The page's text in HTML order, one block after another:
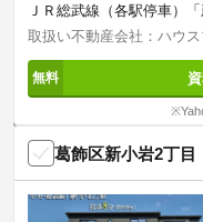
ＪＲ総武線（各駅停車）
取扱い不動産会社：ハウ
葛飾区新小岩2丁目